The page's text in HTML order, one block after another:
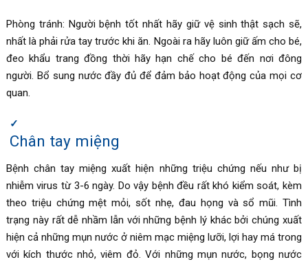
Phòng tránh: Người bệnh tốt nhất hãy giữ vệ sinh thật sạch sẽ,
nhất là phải rửa tay trước khi ăn. Ngoài ra hãy luôn giữ ấm cho bé,
đeo khẩu trang đồng thời hãy hạn chế cho bé đến nơi đông
người. Bổ sung nước đầy đủ để đảm bảo hoạt động của mọi cơ
quan.
Chân tay miệng
Bệnh chân tay miệng xuất hiện những triệu chứng nếu như bị
nhiễm virus từ 3-6 ngày. Do vậy bệnh đều rất khó kiểm soát, kèm
theo triệu chứng mệt mỏi, sốt nhẹ, đau họng và sổ mũi. Tình
trạng này rất dễ nhầm lẫn với những bệnh lý khác bởi chúng xuất
hiện cả những mụn nước ở niêm mạc miệng lưỡi, lợi hay má trong
với kích thước nhỏ, viêm đỏ. Với những mụn nước, bọng nước